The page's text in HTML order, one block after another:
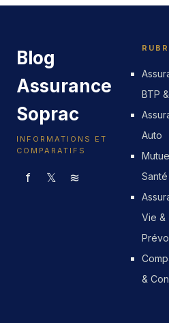
Blog
Assurance
Soprac
INFORMATIONS ET
COMPARATIFS
f 𝕏 ≋
BTP
Auto
Santé
Vie &
&